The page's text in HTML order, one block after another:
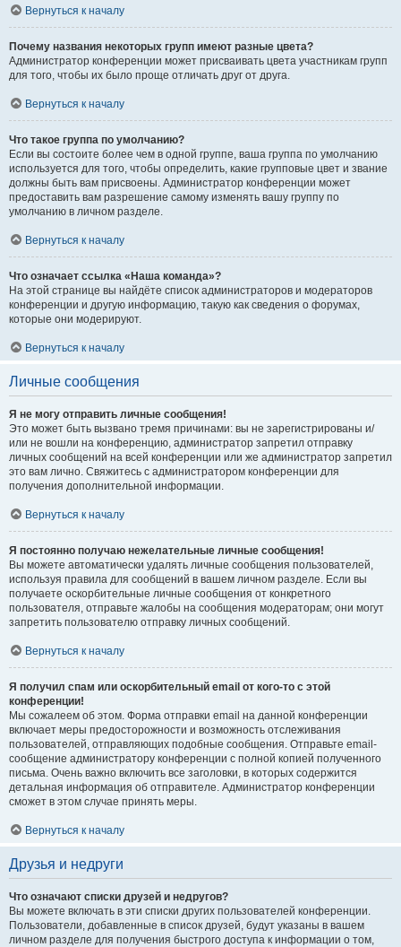
Вернуться к началу
Почему названия некоторых групп имеют разные цвета?
Администратор конференции может присваивать цвета участникам групп
для того, чтобы их было проще отличать друг от друга.
Вернуться к началу
Что такое группа по умолчанию?
Если вы состоите более чем в одной группе, ваша группа по умолчанию
используется для того, чтобы определить, какие групповые цвет и звание
должны быть вам присвоены. Администратор конференции может
предоставить вам разрешение самому изменять вашу группу по
умолчанию в личном разделе.
Вернуться к началу
Что означает ссылка «Наша команда»?
На этой странице вы найдёте список администраторов и модераторов
конференции и другую информацию, такую как сведения о форумах,
которые они модерируют.
Вернуться к началу
Личные сообщения
Я не могу отправить личные сообщения!
Это может быть вызвано тремя причинами: вы не зарегистрированы и/
или не вошли на конференцию, администратор запретил отправку
личных сообщений на всей конференции или же администратор запретил
это вам лично. Свяжитесь с администратором конференции для
получения дополнительной информации.
Вернуться к началу
Я постоянно получаю нежелательные личные сообщения!
Вы можете автоматически удалять личные сообщения пользователей,
используя правила для сообщений в вашем личном разделе. Если вы
получаете оскорбительные личные сообщения от конкретного
пользователя, отправьте жалобы на сообщения модераторам; они могут
запретить пользователю отправку личных сообщений.
Вернуться к началу
Я получил спам или оскорбительный email от кого-то с этой
конференции!
Мы сожалеем об этом. Форма отправки email на данной конференции
включает меры предосторожности и возможность отслеживания
пользователей, отправляющих подобные сообщения. Отправьте email-
сообщение администратору конференции с полной копией полученного
письма. Очень важно включить все заголовки, в которых содержится
детальная информация об отправителе. Администратор конференции
сможет в этом случае принять меры.
Вернуться к началу
Друзья и недруги
Что означают списки друзей и недругов?
Вы можете включать в эти списки других пользователей конференции.
Пользователи, добавленные в список друзей, будут указаны в вашем
личном разделе для получения быстрого доступа к информации о том,